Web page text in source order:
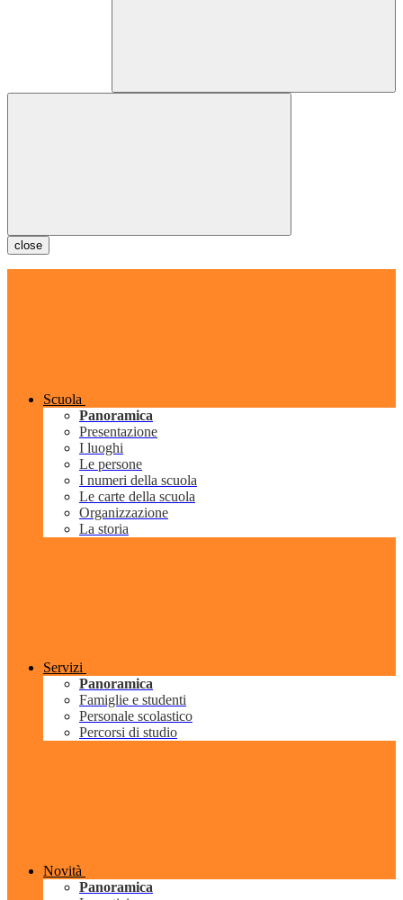
close
Scuola
Panoramica
Presentazione
I luoghi
Le persone
I numeri della scuola
Le carte della scuola
Organizzazione
La storia
Servizi
Panoramica
Famiglie e studenti
Personale scolastico
Percorsi di studio
Novità
Panoramica